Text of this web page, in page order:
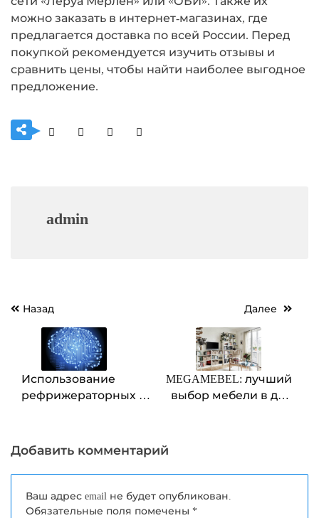
можно заказать в интернет-магазинах, где
предлагается доставка по всей России. Перед
покупкой рекомендуется изучить отзывы и
сравнить цены, чтобы найти наиболее выгодное
предложение.
admin
Навигация
записям
Назад
Использование
рефрижераторных и
воздуха
Далее
MEGAMEBEL: лучший
выбор мебели в для
Добавить комментарий
Ваш адрес email не будет опубликован.
Обязательные поля помечены *